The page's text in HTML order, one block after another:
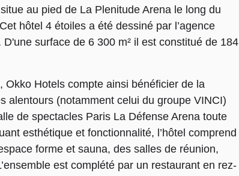
au pied de La Plenitude Arena le long du
hôtel 4 étoiles a été dessiné par l’agence
D'une surface de 6 300 m² il est constitué de 184
Okko Hotels compte ainsi bénéficier de la
alentours (notamment celui du groupe VINCI)
de spectacles Paris La Défense Arena toute
esthétique et fonctionnalité, l’hôtel comprend
forme et sauna, des salles de réunion,
est complété par un restaurant en rez-